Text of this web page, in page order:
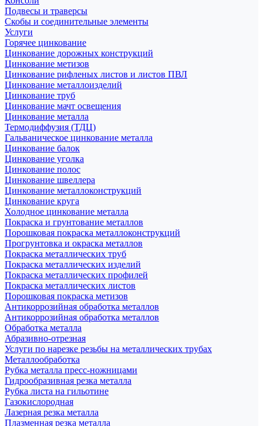
Подвесы и траверсы
Скобы и соединительные элементы
Услуги
Горячее цинкование
Цинкование дорожных конструкций
Цинкование метизов
Цинкование рифленых листов и листов ПВЛ
Цинкование металлоизделий
Цинкование труб
Цинкование мачт освещения
Цинкование металла
Термодиффузия (ТДЦ)
Гальваническое цинкование металла
Цинкование балок
Цинкование уголка
Цинкование полос
Цинкование швеллера
Цинкование металлоконструкций
Цинкование круга
Холодное цинкование металла
Покраска и грунтование металлов
Порошковая покраска металлоконструкций
Прогрунтовка и окраска металлов
Покраска металлических труб
Покраска металлических изделий
Покраска металлических профилей
Покраска металлических листов
Порошковая покраска метизов
Антикоррозийная обработка металлов
Антикоррозийная обработка металлов
Обработка металла
Абразивно-отрезная
Услуги по нарезке резьбы на металлических трубах
Металлообработка
Рубка металла пресс-ножницами
Гидрообразивная резка металла
Рубка листа на гильотине
Газокислородная
Лазерная резка металла
Плазменная резка металла